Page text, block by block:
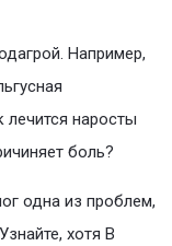
Например,
наросты
боль?
одна из проблем,
хотя В